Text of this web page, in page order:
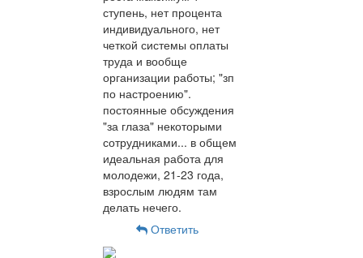
ступень, нет процента
индивидуального, нет
четкой системы оплаты
труда и вообще
организации работы; "зп
по настроению".
постоянные обсуждения
"за глаза" некоторыми
сотрудниками... в общем
идеальная работа для
молодежи, 21-23 года,
взрослым людям там
делать нечего.
Ответить